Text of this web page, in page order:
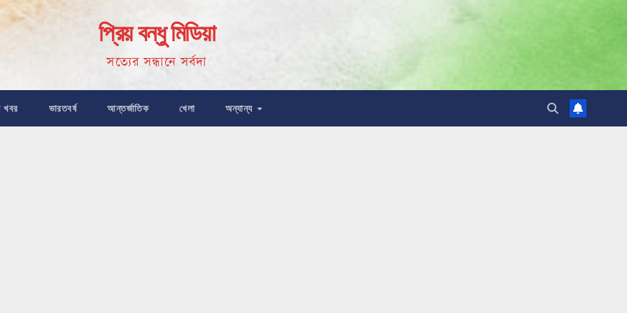
প্রিয় বন্ধু মিডিয়া
সত্যের সন্ধানে সর্বদা
খবর ভারতবর্ষ আন্তর্জাতিক খেলা অন্যান্য